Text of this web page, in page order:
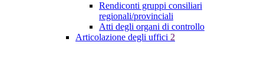
Rendiconti gruppi consiliari
regionali/provinciali
Atti degli organi di controllo
Articolazione degli uffici 2